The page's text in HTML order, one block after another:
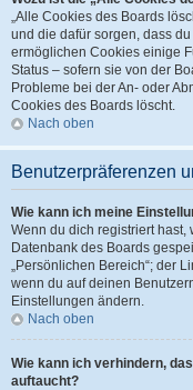
„Alle Cookies des Boards
und die dafür sorgen, dass
ermöglichen Cookies einige
Status – sofern sie von der
Probleme bei der An- oder
Cookies des Boards löscht.
Nach oben
Benutzerpräferenzen
Wie kann ich meine
Wenn du dich registriert
Datenbank des Boards
„Persönlichen Bereich“; der
wenn du auf deinen
Einstellungen ändern.
Nach oben
Wie kann ich verhindern,
auftaucht?